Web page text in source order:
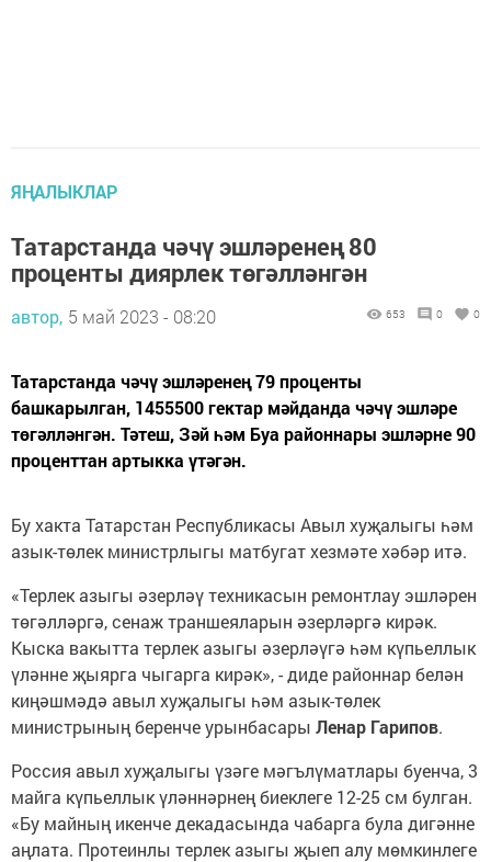
ЯҢАЛЫКЛАР
Татарстанда чәчү эшләренең 80
проценты диярлек төгәлләнгән
автор, 5 май 2023 - 08:20 653 0 0
Татарстанда чәчү эшләренең 79 проценты
башкарылган, 1455500 гектар мәйданда чәчү эшләре
төгәлләнгән. Тәтеш, Зәй һәм Буа районнары эшләрне 90
проценттан артыкка үтәгән.
Бу хакта Татарстан Республикасы Авыл хуҗалыгы һәм
азык-төлек министрлыгы матбугат хезмәте хәбәр итә.
«Терлек азыгы әзерләү техникасын ремонтлау эшләрен
төгәлләргә, сенаж траншеяларын әзерләргә кирәк.
Кыска вакытта терлек азыгы әзерләүгә һәм күпьеллык
үләнне җыярга чыгарга кирәк», - диде районнар белән
киңәшмәдә авыл хуҗалыгы һәм азык-төлек
министрының беренче урынбасары Ленар Гарипов.
Россия авыл хуҗалыгы үзәге мәгълүматлары буенча, 3
майга күпьеллык үләннәрнең биеклеге 12-25 см булган.
«Бу майның икенче декадасында чабарга була дигәнне
аңлата. Протеинлы терлек азыгы җыеп алу мөмкинлеге